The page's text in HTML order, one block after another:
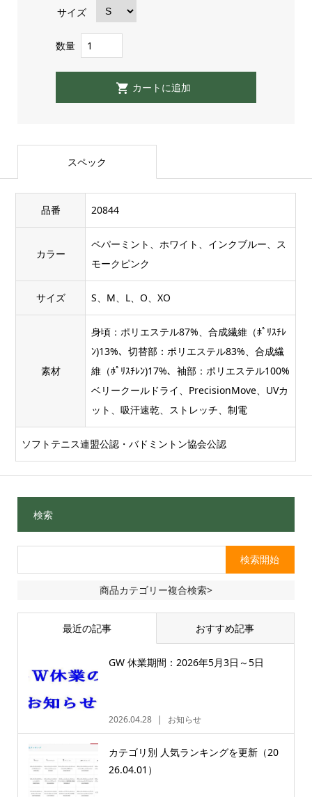
サイズ
数量
スペック
品番 20844
カラー
ペパーミント、ホワイト、インクブルー、ス
モークピンク
サイズ S、M、L、O、XO
素材
身頃：ポリエステル87%、合成繊維（ﾎﾟﾘｽﾁﾚ
ﾝ)13%、切替部：ポリエステル83%、合成繊
維（ﾎﾟﾘｽﾁﾚﾝ)17%、袖部：ポリエステル100%
ベリークールドライ、PrecisionMove、UVカ
ット、吸汗速乾、ストレッチ、制電
ソフトテニス連盟公認・バドミントン協会公認
検索
商品カテゴリー複合検索>
最近の記事 おすすめ記事
GW 休業期間：2026年5月3日～5日
2026.04.28 お知らせ
カテゴリ別 人気ランキングを更新（20
26.04.01）